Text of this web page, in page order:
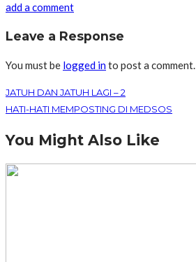
add a comment
Leave a Response
You must be logged into post a comment.
JATUH DAN JATUH LAGI – 2
HATI-HATI MEMPOSTING DI MEDSOS
You Might Also Like